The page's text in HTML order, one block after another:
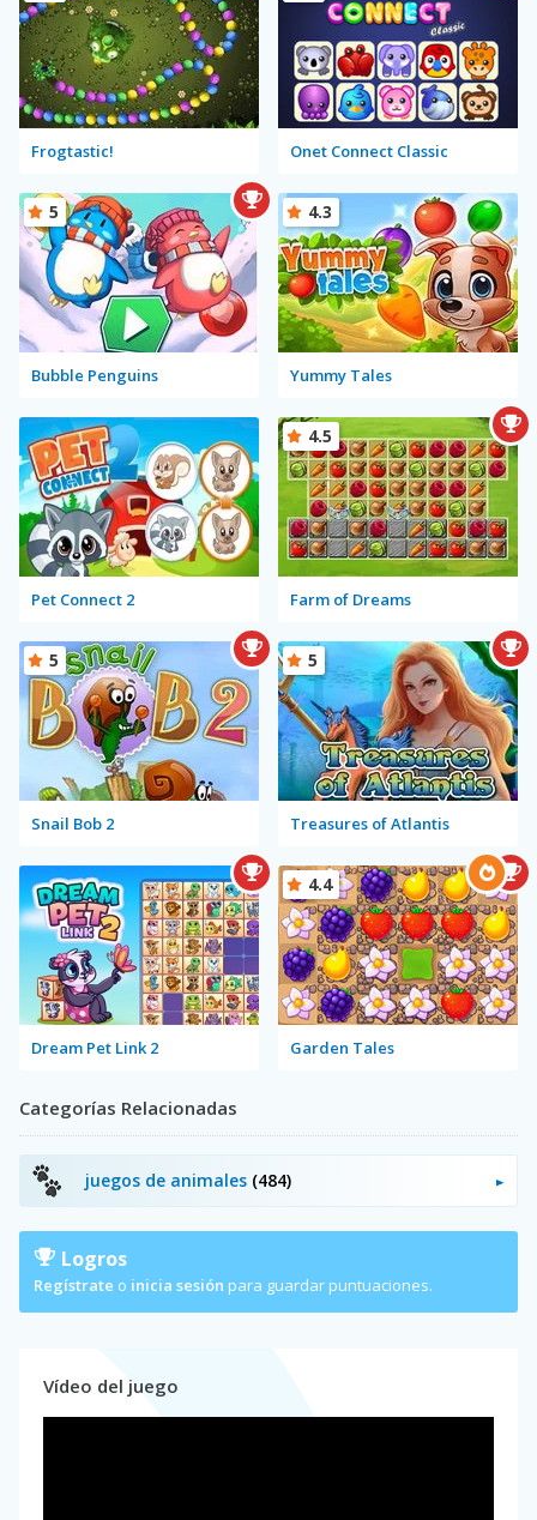
Frogtastic! Onet Connect Classic
Bubble Penguins
5
Yummy Tales
4.3
Pet Connect 2 Farm of Dreams
4.5
Snail Bob 2
5
Treasures of Atlantis
5
Dream Pet Link 2 Garden Tales
4.4
Categorías Relacionadas
juegos de animales (484)
Logros
Regístrate o inicia sesión para guardar puntuaciones.
Vídeo del juego